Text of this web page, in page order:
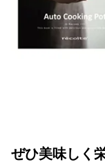
ぜひ美味しく